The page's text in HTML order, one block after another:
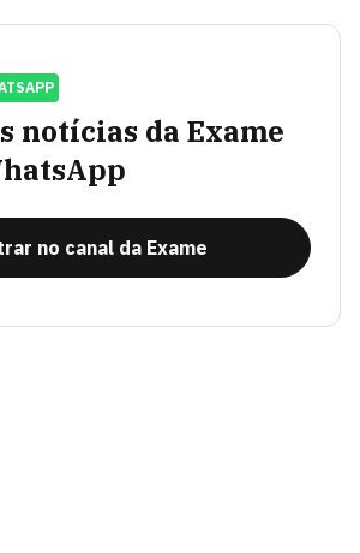
notícias da Exame
no canal da Exame